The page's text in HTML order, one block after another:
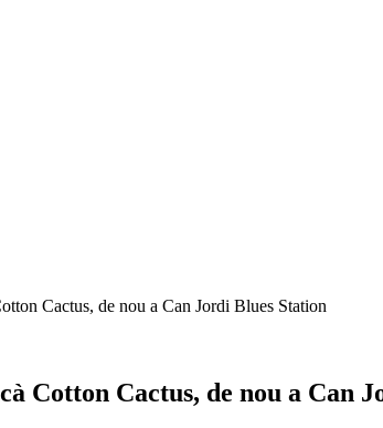
Cactus, de nou a Can Jordi Blues Station
Cotton Cactus, de nou a Can